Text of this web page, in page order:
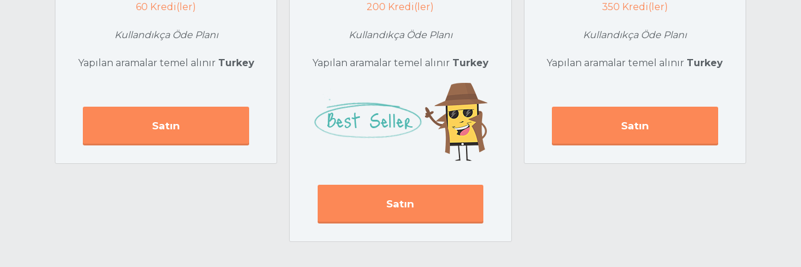
60 Kredi(ler)
Kullandıkça Öde Planı
Yapılan aramalar temel alınır Turkey
Satın
200 Kredi(ler)
Kullandıkça Öde Planı
Yapılan aramalar temel alınır Turkey
Satın
350 Kredi(ler)
Kullandıkça Öde Planı
Yapılan aramalar temel alınır Turkey
Satın